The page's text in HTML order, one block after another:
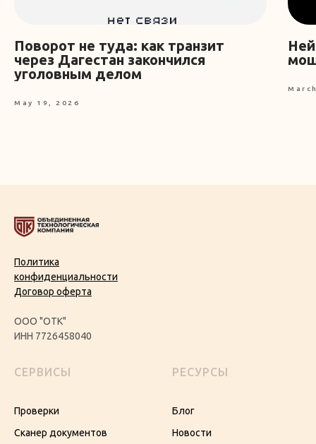
Поворот не туда: как транзит
через Дагестан закончился
уголовным делом
May 19, 2026
Политика
конфиденциальности
Договор оферта
ООО "ОТК"
ИНН 7726458040
СЕРВИСЫ
Проверки
Сканер документов
РЕСУРСЫ
Блог
Новости